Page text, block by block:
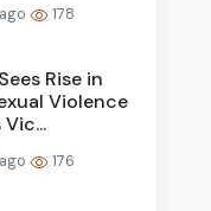
178
Rise in
Violence
176